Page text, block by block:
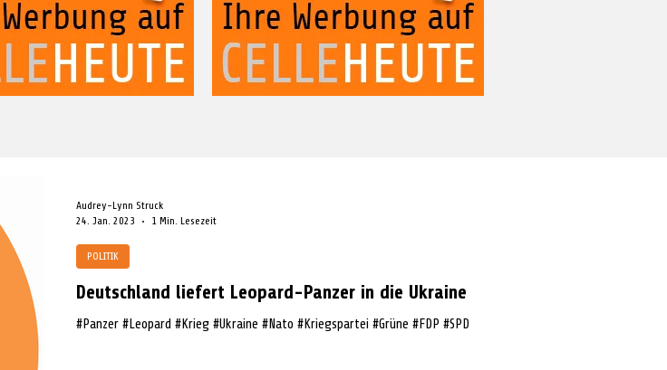
Deutschland liefert Leopard-Panzer in die Ukraine
#Panzer #Leopard #Krieg #Ukraine #Nato #Kriegspartei #Grüne #FDP #SPD
POLITIK
Audrey-Lynn Struck
24. Jan. 2023
1 Min. Lesezeit